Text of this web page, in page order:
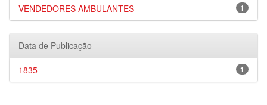
1
VENDEDORES AMBULANTES
Data de Publicação
1
1835